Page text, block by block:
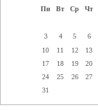
Пн
Вт Ср Чт
3
4 5 6
10
11 12 13
17
18 19 20
24
25 26 27
31